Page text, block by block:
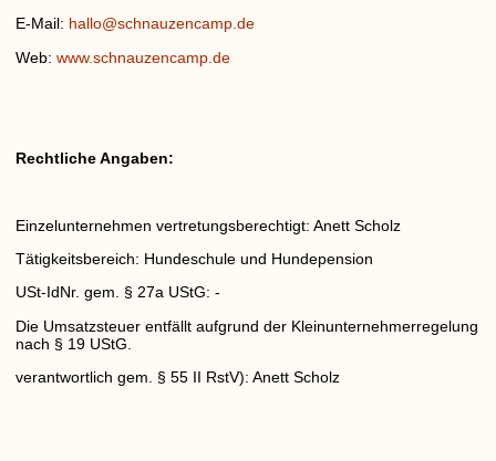
E-Mail: hallo@schnauzencamp.de
Web:www.schnauzencamp.de
Rechtliche Angaben:
Einzelunternehmen vertretungsberechtigt: Anett Scholz
Tätigkeitsbereich: Hundeschule und Hundepension
USt-IdNr. gem. § 27a UStG: -
Die Umsatzsteuer entfällt aufgrund der Kleinunternehmerregelung
nach § 19 UStG.
verantwortlich gem. § 55 II RstV): Anett Scholz